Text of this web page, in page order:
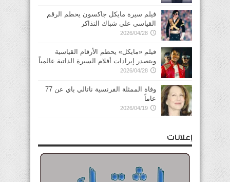
فيلم سيرة مايكل جاكسون يحطم الرقم
القياسي على شباك التذاكر
2026/04/28
فيلم «مايكل» يحطم الأرقام القياسية
ويتصدر إيرادات أفلام السيرة الذاتية عالمياً
2026/04/28
وفاة الممثلة الفرنسية ناتالي باي عن 77
عاماً
2026/04/19
إعلانات